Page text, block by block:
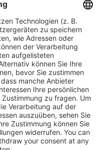
3-8252-5985-3
zu 14 Tage nach